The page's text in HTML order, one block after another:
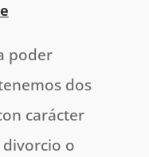
poder
dos
carácter
o